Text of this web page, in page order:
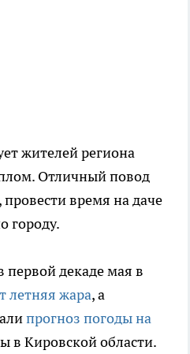
жителей региона
Отличный повод
время на даче
городу.
первой декаде мая в
летняя жара, а
прогноз погоды на
в Кировской области.